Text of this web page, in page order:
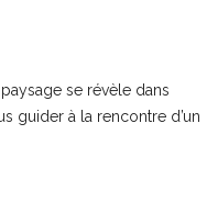
se révèle dans
guider à la rencontre d’un